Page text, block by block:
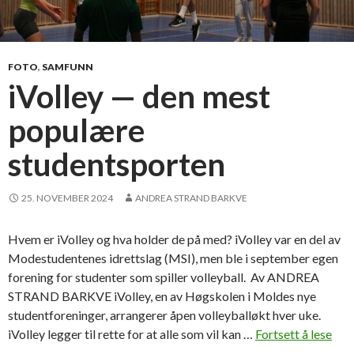
FOTO, SAMFUNN
iVolley — den mest
populære
studentsporten
25. NOVEMBER 2024 ANDREA STRAND BARKVE
Hvem er iVolley og hva holder de på med? iVolley var en del av
Modestudentenes idrettslag (MSI), men ble i september egen
forening for studenter som spiller volleyball. Av ANDREA
STRAND BARKVE iVolley, en av Høgskolen i Moldes nye
studentforeninger, arrangerer åpen volleyballøkt hver uke.
iVolley legger til rette for at alle som vil kan … Fortsett å lese